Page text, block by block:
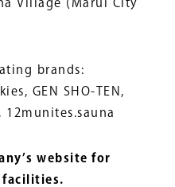
Village (Marui City
brands:
GEN SHO-TEN,
12munites.sauna
website for
facilities.